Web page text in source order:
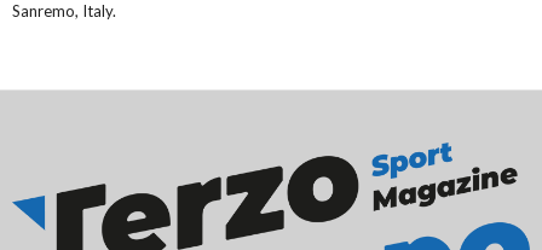
Sanremo, Italy.